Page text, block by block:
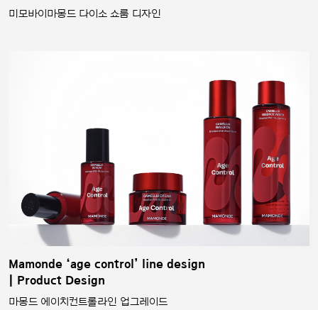
미모바이마몽드 다이소 쇼룸 디자인
Mamonde ‘age control’ line design
| Product Design
마몽드 에이치컨트롤라인 업그레이드